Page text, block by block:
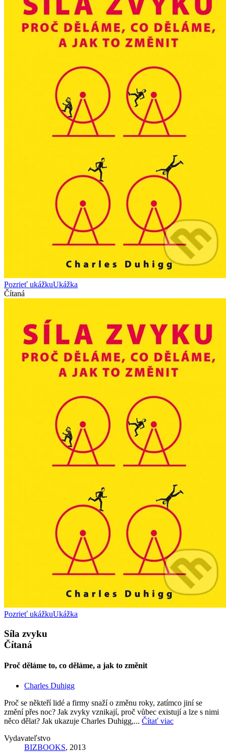
Pozrieť ukážkuUkážka
Čítaná
Pozrieť ukážkuUkážka
Síla zvyku
Čítaná
Proč děláme to, co děláme, a jak to změnit
Charles Duhigg
Proč se někteří lidé a firmy snaží o změnu roky, zatímco jiní se
změní přes noc? Jak zvyky vznikají, proč vůbec existují a lze s nimi
něco dělat? Jak ukazuje Charles Duhigg,... Čítať viac
Vydavateľstvo
BIZBOOKS, 2013